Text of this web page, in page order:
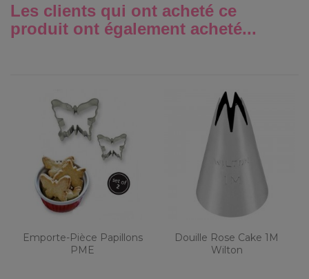
Les clients qui ont acheté ce
produit ont également acheté...
Emporte-Pièce Papillons
PME
Douille Rose Cake 1M
Wilton